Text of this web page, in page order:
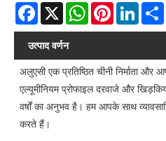
Facebook
X WhatsAppPinterest
उत्पाद वर्णन
अलुएसी एक प्रतिष्ठित चीनी निर्माता और
एल्यूमीनियम प्रोफाइल दरवाजे और
वर्षों का अनुभव है। हम आपके साथ
करते हैं।